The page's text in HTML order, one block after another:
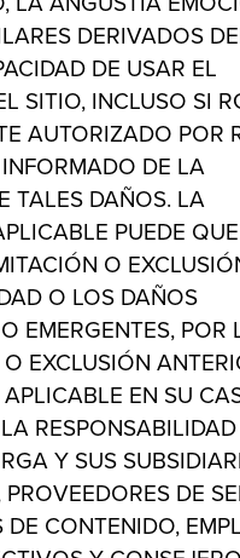
DERIVADOS
DE USAR EL
SITIO, INCLUSO SI
AUTORIZADO POR
DE LA
TALES DAÑOS. LA
PUEDE
O
O LOS DAÑOS
EMERGENTES, POR
EXCLUSIÓN
EN SU
RESPONSABILIDAD
Y SUS
DE
DE CONTENIDO,